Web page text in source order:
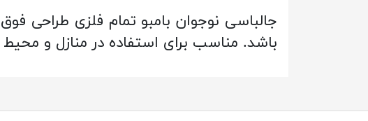
جالباسی نوجوان بامبو تمام فلزی طراحی
باشد. مناسب برای استفاده در منازل و